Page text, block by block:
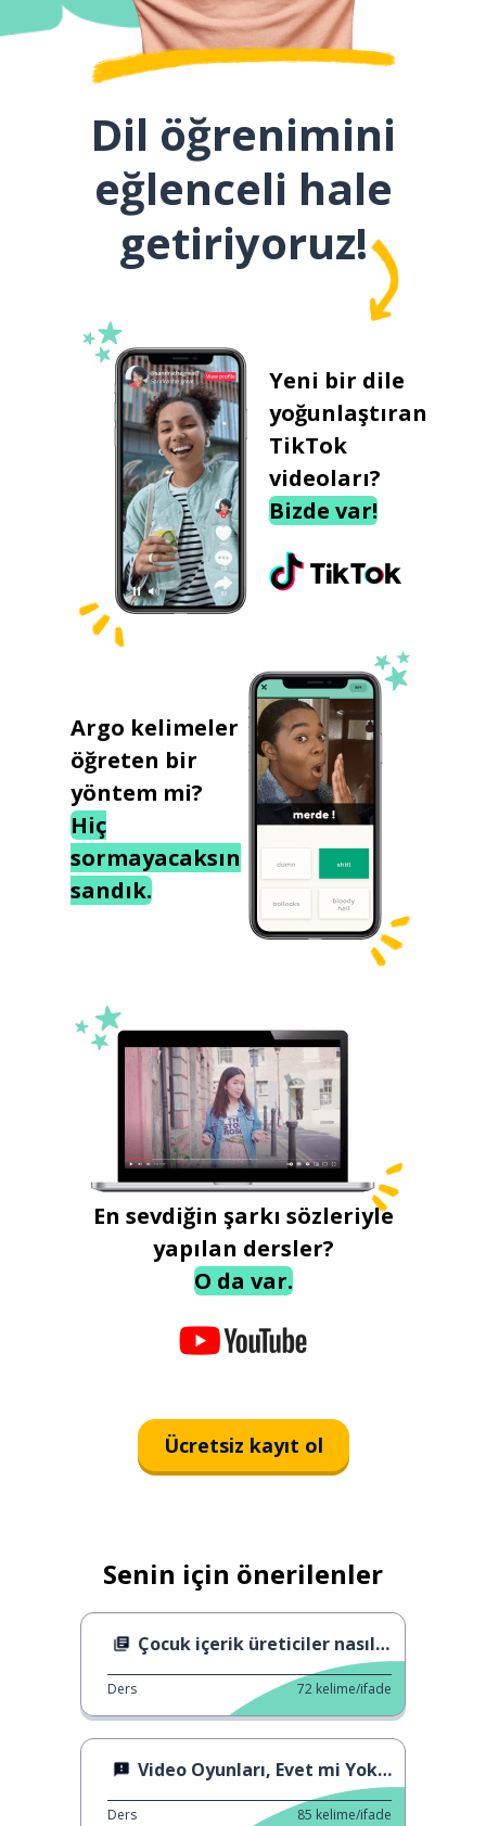
Dil öğrenimini
eğlenceli hale
getiriyoruz!
Yeni bir dile
yoğunlaştıran
TikTok
videoları?
Bizde var!
Argo kelimeler
öğreten bir
yöntem mi?
Hiç
sormayacaksın
sandık.
En sevdiğin şarkı sözleriyle
yapılan dersler?
O da var.
Ücretsiz kayıt ol
Senin için önerilenler
Çocuk içerik üreticiler nasıl korunur?
Ders 72 kelime/ifade
Video Oyunları, Evet mi Yoksa Hayır mı?
Ders 85 kelime/ifade